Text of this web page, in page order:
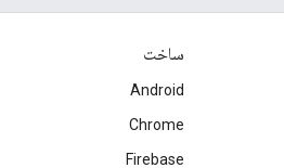
ساخت
Android
Chrome
Firebase